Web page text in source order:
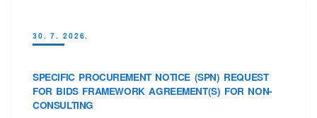
30. 7. 2026.
SPECIFIC PROCUREMENT NOTICE (SPN) REQUEST
FOR BIDS FRAMEWORK AGREEMENT(S) FOR NON-
CONSULTING